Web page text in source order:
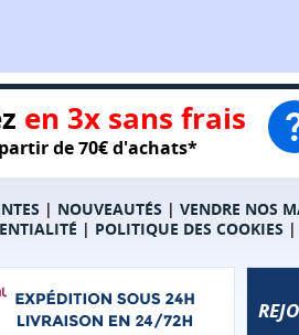
en 3x sans frais
de 70€ d'achats*
| NOUVEAUTÉS | VENDRE NOS
| POLITIQUE DES COOKIES |